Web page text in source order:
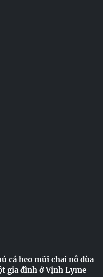
cá heo mũi chai nô đùa
gia đình ở Vịnh Lyme